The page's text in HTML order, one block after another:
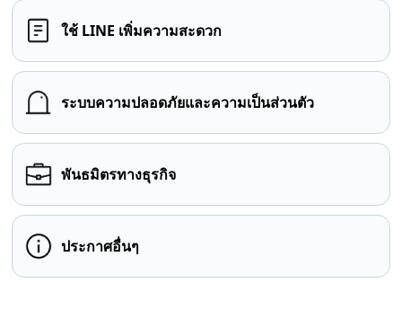
ใช้ LINE เพิ่มความสะดวก
ระบบความปลอดภัยและความเป็นส่วนตัว
พันธมิตรทางธุรกิจ
ประกาศอื่นๆ